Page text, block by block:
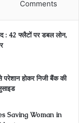
Comments
: 42 फ्लैटों पर डबल लोन,
परेशान होकर निजी बैंक की
Saving Woman in